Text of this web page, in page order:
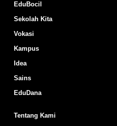
EduBocil
Sekolah Kita
Vokasi
Kampus
Idea
Sains
EduDana
Tentang Kami